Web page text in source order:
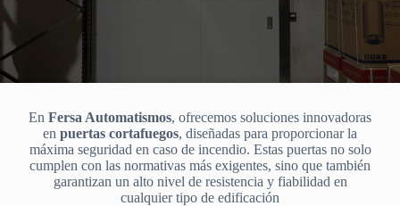
En Fersa Automatismos, ofrecemos soluciones innovadoras
en puertas cortafuegos, diseñadas para proporcionar la
máxima seguridad en caso de incendio. Estas puertas no solo
cumplen con las normativas más exigentes, sino que también
garantizan un alto nivel de resistencia y fiabilidad en
cualquier tipo de edificación